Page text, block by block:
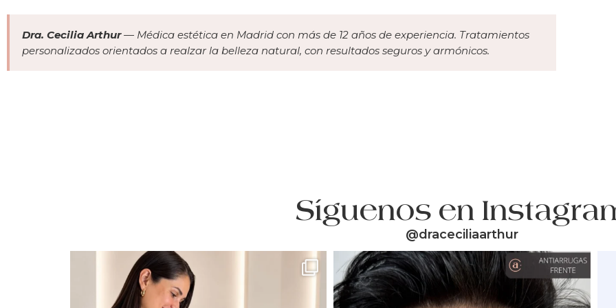
Dra. Cecilia Arthur— Médica estética en Madrid con más de 12 años de experiencia. Tratamientos
personalizados orientados a realzar la belleza natural, con resultados seguros y armónicos.
Síguenos en
@draceciliaarthur